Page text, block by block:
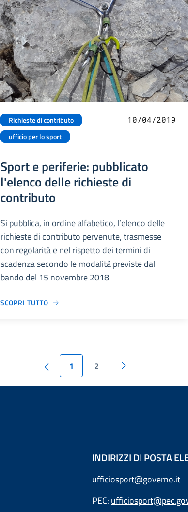
Richieste di contributo
ufficio per lo sport
10/04/2019
Sport e periferie: pubblicato
l'elenco delle richieste di
contributo
Si pubblica, in ordine alfabetico, l’elenco delle
richieste di contributo pervenute, trasmesse
con regolarità e nel rispetto dei termini di
scadenza secondo le modalità previste dal
bando del 15 novembre 2018
SCOPRI TUTTO
1 2
INDIRIZZI DI POSTA
ufficiosport@governo.it
PEC: